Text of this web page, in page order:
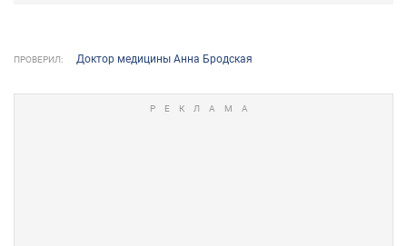
ПРОВЕРИЛ: Доктор медицины Анна Бродская